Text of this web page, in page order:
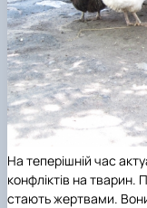
На теперішній час
конфліктів на тварин.
стають жертвами.